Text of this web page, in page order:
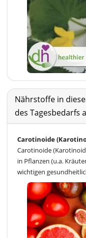
Nährstoffe in
des Tagesbedarfs
Carotinoide
Carotinoide
in Pflanzen (u.a.
wichtigen